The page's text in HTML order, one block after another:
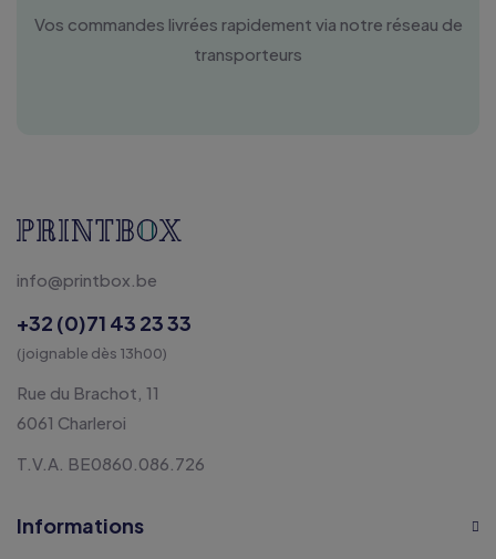
Vos commandes livrées rapidement via notre réseau de
transporteurs
info@printbox.be
+32 (0)71 43 23 33
(joignable dès 13h00)
Rue du Brachot, 11
6061 Charleroi
T.V.A. BE0860.086.726
Informations